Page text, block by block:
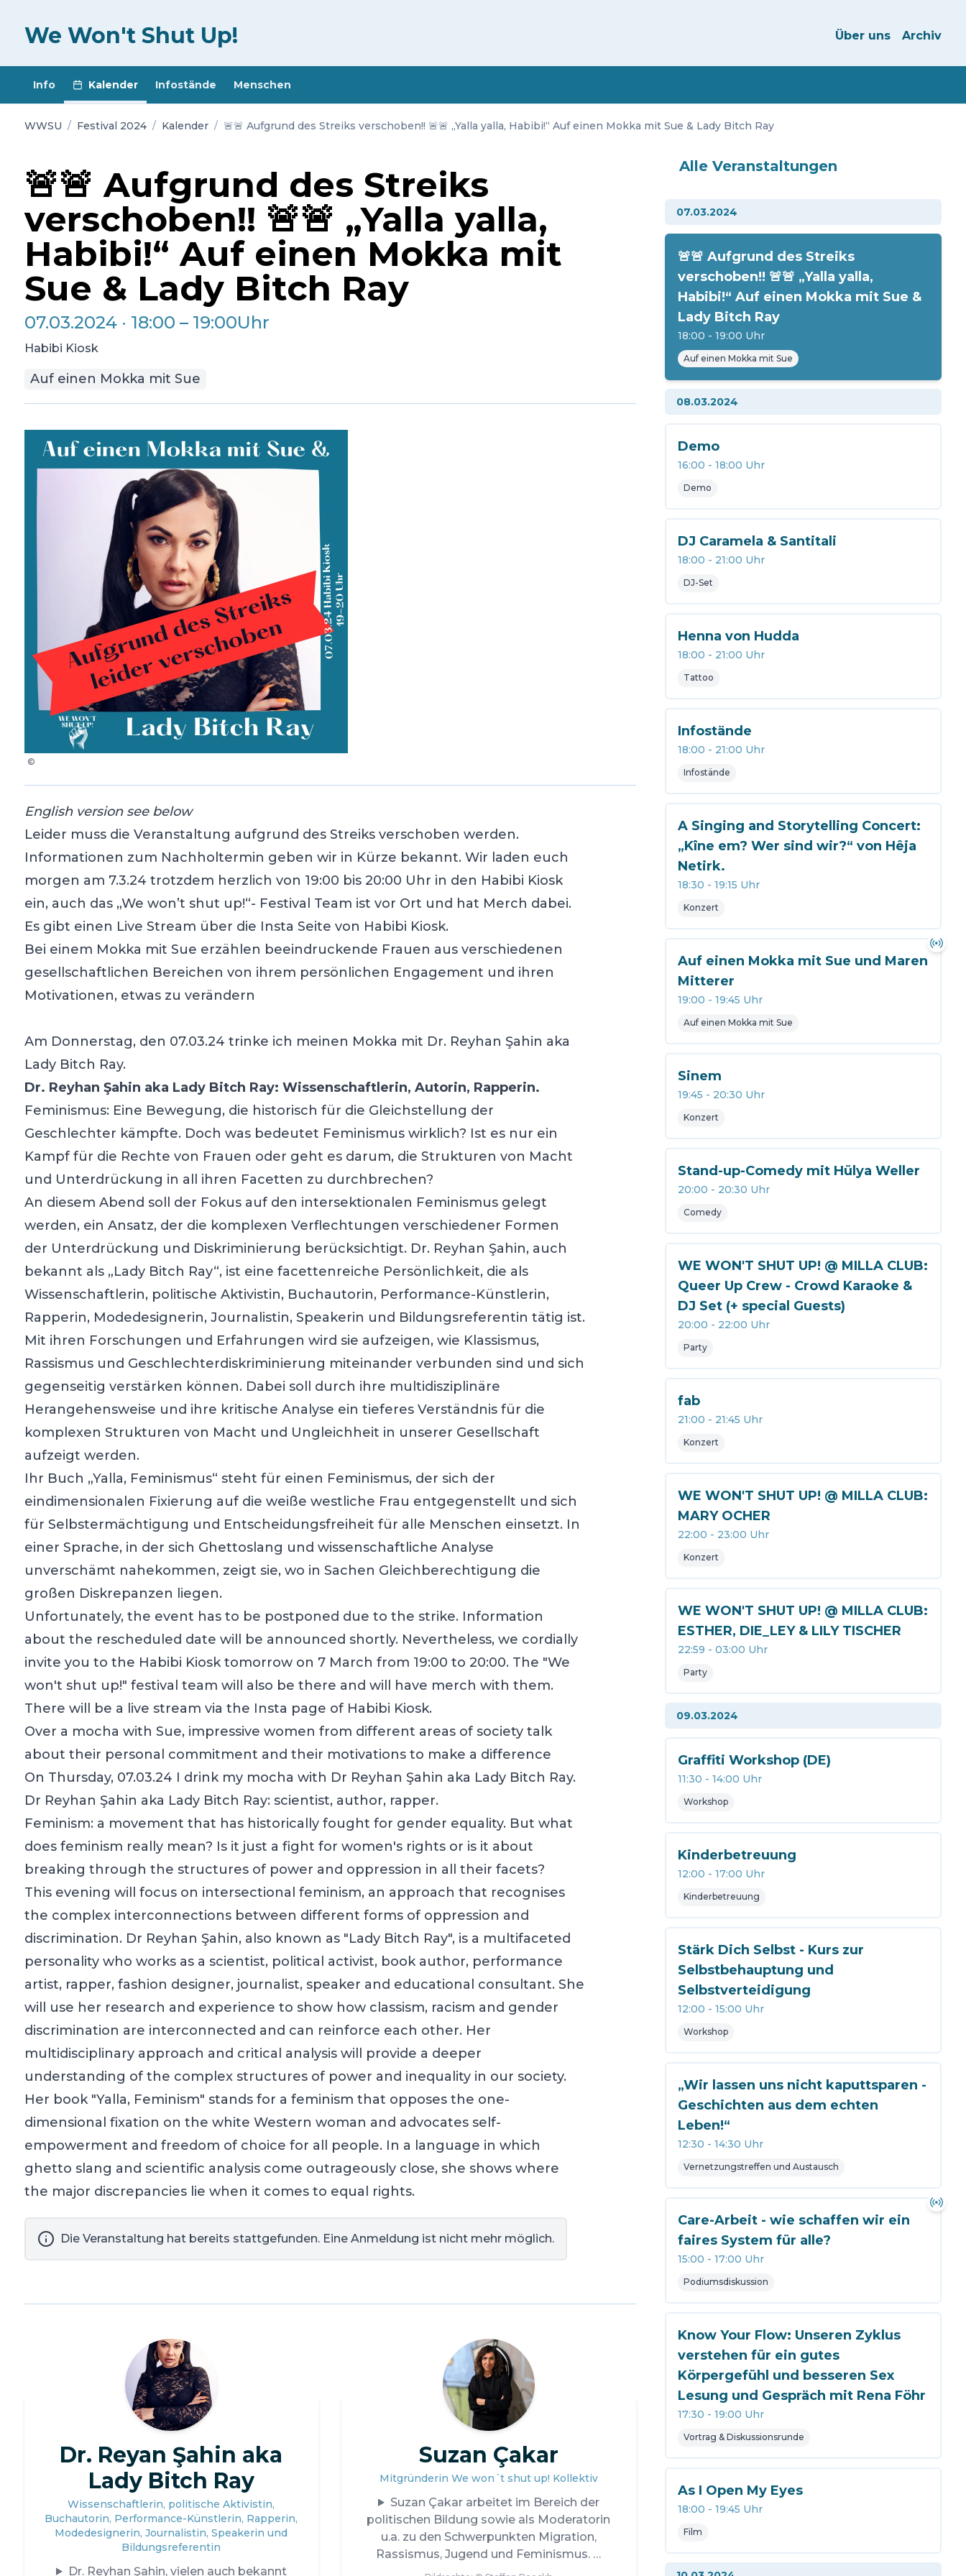
We Won't Shut Up! Über uns Archiv
Info Kalender Infostände Menschen
WWSU / Festival 2024 / Kalender / 🚨🚨 Aufgrund des Streiks verschoben!! 🚨🚨 „Yalla yalla, Habibi!“ Auf einen Mokka mit Sue & Lady Bitch Ray
🚨🚨 Aufgrund des Streiks
verschoben!! 🚨🚨 „Yalla yalla,
Habibi!“ Auf einen Mokka mit
Sue & Lady Bitch Ray
07.03.2024· 18:00 – 19:00Uhr
Habibi Kiosk
Auf einen Mokka mit Sue
©
English version see below
Leider muss die Veranstaltung aufgrund des Streiks verschoben werden.
Informationen zum Nachholtermin geben wir in Kürze bekannt. Wir laden euch
morgen am 7.3.24 trotzdem herzlich von 19:00 bis 20:00 Uhr in den Habibi Kiosk
ein, auch das „We won’t shut up!“- Festival Team ist vor Ort und hat Merch dabei.
Es gibt einen Live Stream über die Insta Seite von Habibi Kiosk.
Bei einem Mokka mit Sue erzählen beeindruckende Frauen aus verschiedenen
gesellschaftlichen Bereichen von ihrem persönlichen Engagement und ihren
Motivationen, etwas zu verändern
Am Donnerstag, den 07.03.24 trinke ich meinen Mokka mit Dr. Reyhan Şahin aka
Lady Bitch Ray.
Dr. Reyhan Şahin aka Lady Bitch Ray: Wissenschaftlerin, Autorin, Rapperin.
Feminismus: Eine Bewegung, die historisch für die Gleichstellung der
Geschlechter kämpfte. Doch was bedeutet Feminismus wirklich? Ist es nur ein
Kampf für die Rechte von Frauen oder geht es darum, die Strukturen von Macht
und Unterdrückung in all ihren Facetten zu durchbrechen?
An diesem Abend soll der Fokus auf den intersektionalen Feminismus gelegt
werden, ein Ansatz, der die komplexen Verflechtungen verschiedener Formen
der Unterdrückung und Diskriminierung berücksichtigt. Dr. Reyhan Şahin, auch
bekannt als „Lady Bitch Ray“, ist eine facettenreiche Persönlichkeit, die als
Wissenschaftlerin, politische Aktivistin, Buchautorin, Performance-Künstlerin,
Rapperin, Modedesignerin, Journalistin, Speakerin und Bildungsreferentin tätig ist.
Mit ihren Forschungen und Erfahrungen wird sie aufzeigen, wie Klassismus,
Rassismus und Geschlechterdiskriminierung miteinander verbunden sind und sich
gegenseitig verstärken können. Dabei soll durch ihre multidisziplinäre
Herangehensweise und ihre kritische Analyse ein tieferes Verständnis für die
komplexen Strukturen von Macht und Ungleichheit in unserer Gesellschaft
aufzeigt werden.
Ihr Buch „Yalla, Feminismus“ steht für einen Feminismus, der sich der
eindimensionalen Fixierung auf die weiße westliche Frau entgegenstellt und sich
für Selbstermächtigung und Entscheidungsfreiheit für alle Menschen einsetzt. In
einer Sprache, in der sich Ghettoslang und wissenschaftliche Analyse
unverschämt nahekommen, zeigt sie, wo in Sachen Gleichberechtigung die
großen Diskrepanzen liegen.
Unfortunately, the event has to be postponed due to the strike. Information
about the rescheduled date will be announced shortly. Nevertheless, we cordially
invite you to the Habibi Kiosk tomorrow on 7 March from 19:00 to 20:00. The "We
won't shut up!" festival team will also be there and will have merch with them.
There will be a live stream via the Insta page of Habibi Kiosk.
Over a mocha with Sue, impressive women from different areas of society talk
about their personal commitment and their motivations to make a difference
On Thursday, 07.03.24 I drink my mocha with Dr Reyhan Şahin aka Lady Bitch Ray.
Dr Reyhan Şahin aka Lady Bitch Ray: scientist, author, rapper.
Feminism: a movement that has historically fought for gender equality. But what
does feminism really mean? Is it just a fight for women's rights or is it about
breaking through the structures of power and oppression in all their facets?
This evening will focus on intersectional feminism, an approach that recognises
the complex interconnections between different forms of oppression and
discrimination. Dr Reyhan Şahin, also known as "Lady Bitch Ray", is a multifaceted
personality who works as a scientist, political activist, book author, performance
artist, rapper, fashion designer, journalist, speaker and educational consultant. She
will use her research and experience to show how classism, racism and gender
discrimination are interconnected and can reinforce each other. Her
multidisciplinary approach and critical analysis will provide a deeper
understanding of the complex structures of power and inequality in our society.
Her book "Yalla, Feminism" stands for a feminism that opposes the one-
dimensional fixation on the white Western woman and advocates self-
empowerment and freedom of choice for all people. In a language in which
ghetto slang and scientific analysis come outrageously close, she shows where
the major discrepancies lie when it comes to equal rights.
Die Veranstaltung hat bereits stattgefunden. Eine Anmeldung ist nicht mehr möglich.
Dr. Reyan Şahin aka
Lady Bitch Ray
Wissenschaftlerin, politische Aktivistin,
Buchautorin, Performance-Künstlerin, Rapperin,
Modedesignerin, Journalistin, Speakerin und
Bildungsreferentin
Dr. Reyhan Şahin, vielen auch bekannt
Suzan Çakar
Mitgründerin We won´t shut up! Kollektiv
Suzan Çakar arbeitet im Bereich der
politischen Bildung sowie als Moderatorin
u.a. zu den Schwerpunkten Migration,
Rassismus, Jugend und Feminismus.
Alle Veranstaltungen
07.03.2024
🚨🚨 Aufgrund des Streiks
verschoben!! 🚨🚨 „Yalla yalla,
Habibi!“ Auf einen Mokka mit Sue &
Lady Bitch Ray
18:00 - 19:00 Uhr
Auf einen Mokka mit Sue
08.03.2024
Demo
16:00 - 18:00 Uhr
Demo
DJ Caramela & Santitali
18:00 - 21:00 Uhr
DJ-Set
Henna von Hudda
18:00 - 21:00 Uhr
Tattoo
Infostände
18:00 - 21:00 Uhr
Infostände
A Singing and Storytelling Concert:
„Kîne em? Wer sind wir?“ von Hêja
Netirk.
18:30 - 19:15 Uhr
Konzert
Auf einen Mokka mit Sue und Maren
Mitterer
19:00 - 19:45 Uhr
Auf einen Mokka mit Sue
Sinem
19:45 - 20:30 Uhr
Konzert
Stand-up-Comedy mit Hülya Weller
20:00 - 20:30 Uhr
Comedy
WE WON'T SHUT UP! @ MILLA CLUB:
Queer Up Crew - Crowd Karaoke &
DJ Set (+ special Guests)
20:00 - 22:00 Uhr
Party
fab
21:00 - 21:45 Uhr
Konzert
WE WON'T SHUT UP! @ MILLA CLUB:
MARY OCHER
22:00 - 23:00 Uhr
Konzert
WE WON'T SHUT UP! @ MILLA CLUB:
ESTHER, DIE_LEY & LILY TISCHER
22:59 - 03:00 Uhr
Party
09.03.2024
Graffiti Workshop (DE)
11:30 - 14:00 Uhr
Workshop
Kinderbetreuung
12:00 - 17:00 Uhr
Kinderbetreuung
Stärk Dich Selbst - Kurs zur
Selbstbehauptung und
Selbstverteidigung
12:00 - 15:00 Uhr
Workshop
„Wir lassen uns nicht kaputtsparen -
Geschichten aus dem echten
Leben!“
12:30 - 14:30 Uhr
Vernetzungstreffen und Austausch
Care-Arbeit - wie schaffen wir ein
faires System für alle?
15:00 - 17:00 Uhr
Podiumsdiskussion
Know Your Flow: Unseren Zyklus
verstehen für ein gutes
Körpergefühl und besseren Sex
Lesung und Gespräch mit Rena Föhr
17:30 - 19:00 Uhr
Vortrag & Diskussionsrunde
As I Open My Eyes
18:00 - 19:45 Uhr
Film